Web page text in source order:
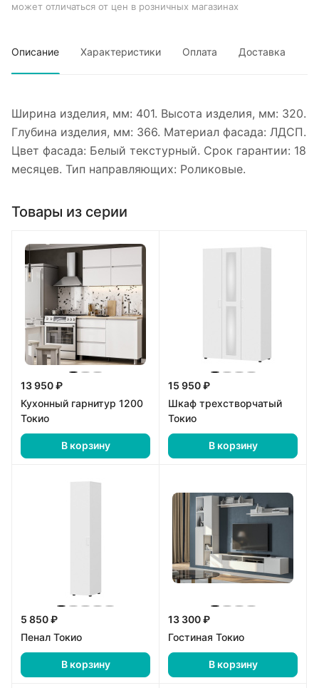
может отличаться от цен в розничных магазинах
Описание Характеристики Оплата Доставка
Ширина изделия, мм: 401. Высота изделия, мм: 320.
Глубина изделия, мм: 366. Материал фасада: ЛДСП.
Цвет фасада: Белый текстурный. Срок гарантии: 18
месяцев. Тип направляющих: Роликовые.
Товары из серии
13 950 ₽
Кухонный гарнитур 1200
Токио
В корзину
15 950 ₽
Шкаф трехстворчатый
Токио
В корзину
5 850 ₽
Пенал Токио
В корзину
13 300 ₽
Гостиная Токио
В корзину